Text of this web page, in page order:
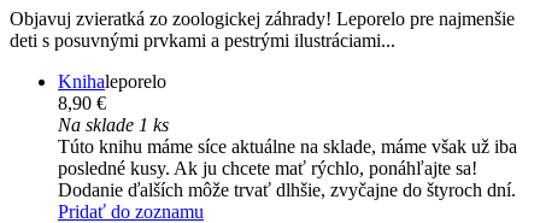
Objavuj zvieratká zo zoologickej záhrady! Leporelo pre najmenšie
deti s posuvnými prvkami a pestrými ilustráciami...
Knihaleporelo
8,90 €
Na sklade 1 ks
Túto knihu máme síce aktuálne na sklade, máme však už iba
posledné kusy. Ak ju chcete mať rýchlo, ponáhľajte sa!
Dodanie ďalších môže trvať dlhšie, zvyčajne do štyroch dní.
Pridať do zoznamu